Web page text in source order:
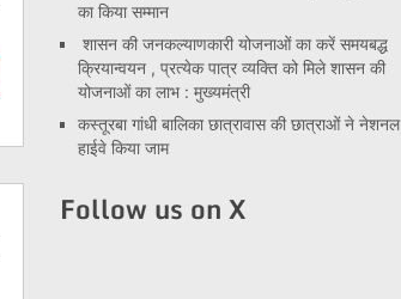
का किया सम्मान
शासन की जनकल्याणकारी योजनाओं का करें समयबद्ध
क्रियान्वयन , प्रत्येक पात्र व्यक्ति को मिले शासन की
योजनाओं का लाभ : मुख्यमंत्री
कस्तूरबा गांधी बालिका छात्रावास की छात्राओं ने नेशनल
हाईवे किया जाम
Follow us on X